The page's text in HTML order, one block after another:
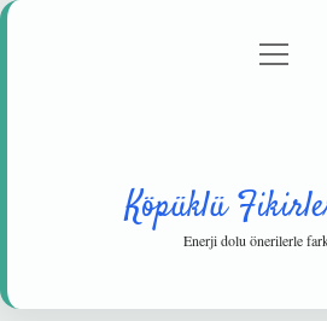
Gizlilik Politikası
menüyü
Köpüklü
Enerji dolu önerilerle